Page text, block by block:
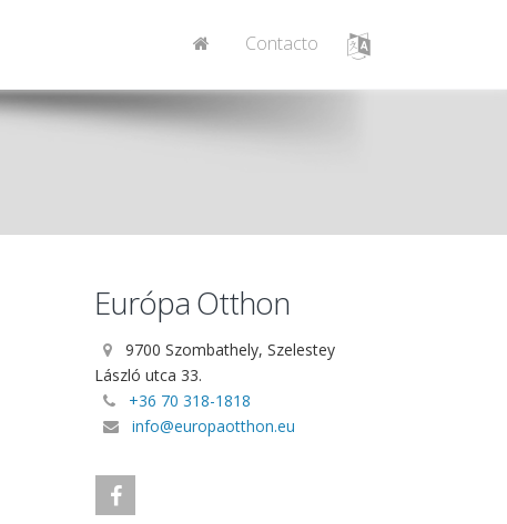
Contacto
Európa Otthon
9700 Szombathely, Szelestey
László utca 33.
+36 70 318-1818
info@europaotthon.eu